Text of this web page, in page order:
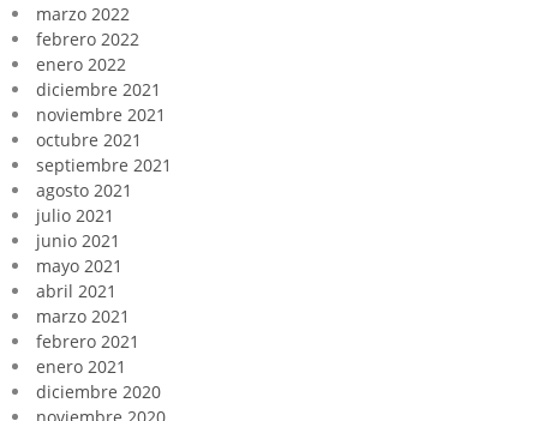
marzo 2022
febrero 2022
enero 2022
diciembre 2021
noviembre 2021
octubre 2021
septiembre 2021
agosto 2021
julio 2021
junio 2021
mayo 2021
abril 2021
marzo 2021
febrero 2021
enero 2021
diciembre 2020
noviembre 2020